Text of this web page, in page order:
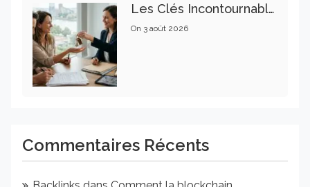
Les Clés Incontournables Pour Réussir Vos Transactions Immobilières
On 3 août 2026
Commentaires Récents